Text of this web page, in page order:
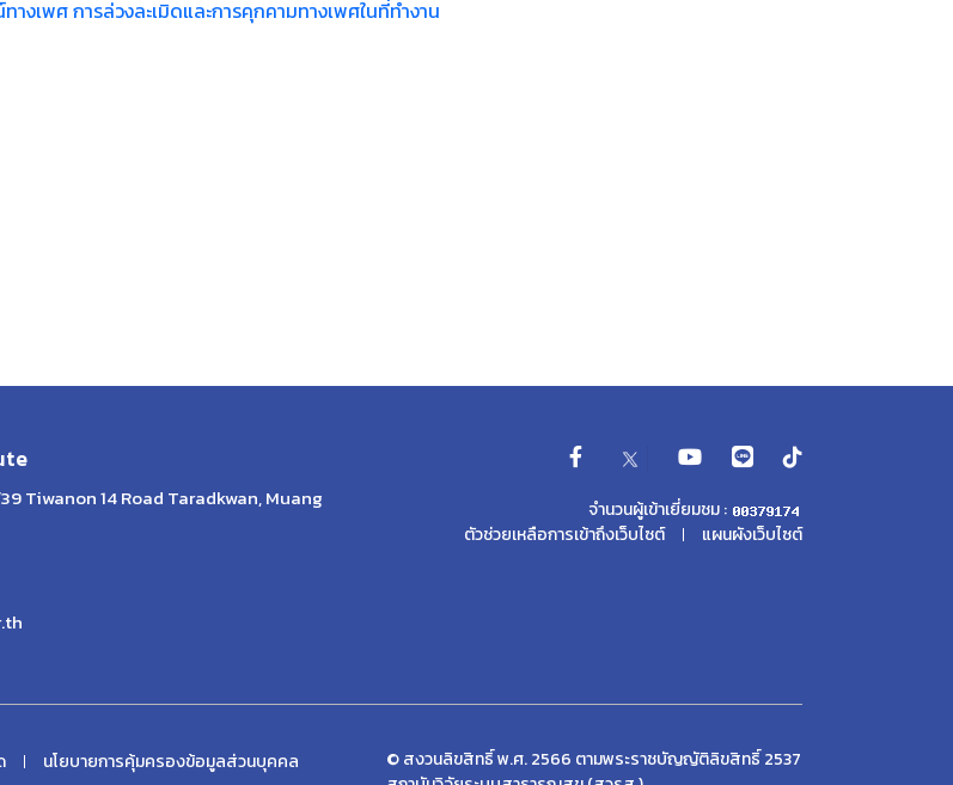
งเพศ การล่วงละเมิดและการคุกคามทางเพศในที่ทำงาน
Tiwanon 14 Road Taradkwan, Muang
จำนวนผู้เข้าเยี่ยมชม :
ตัวช่วยเหลือการเข้าถึงเว็บไซต์
แผนผังเว็บไซต์
นโยบายการคุ้มครองข้อมูลส่วนบุคคล
© สงวนลิขสิทธิ์ พ.ศ. 2566 ตามพระราชบัญญัติลิขสิทธิ์ 2537